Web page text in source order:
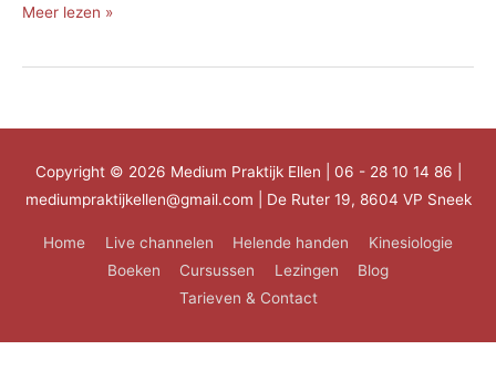
Memory
Meer lezen »
Copyright © 2026 Medium Praktijk Ellen | 06 - 28 10 14 86 |
mediumpraktijkellen@gmail.com | De Ruter 19, 8604 VP Sneek
Home Live channelen Helende handen
Kinesiologie
Boeken
Cursussen Lezingen
Blog
Tarieven & Contact